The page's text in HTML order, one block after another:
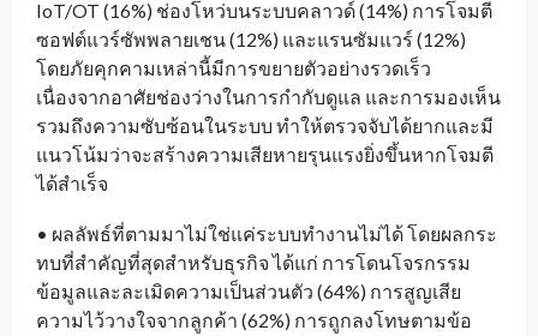
IoT/OT (16%) ช่องโหว่บนระบบคลาวด์ (14%) การโจมตี
ซอฟต์แวร์ซัพพลายเชน (12%) และแรนซัมแวร์ (12%)
โดยภัยคุกคามเหล่านี้มีการขยายตัวอย่างรวดเร็ว
เนื่องจากอาศัยช่องว่างในการกำกับดูแล และการมองเห็น
รวมถึงความซับซ้อนในระบบ ทำให้ตรวจจับได้ยากและมี
แนวโน้มว่าจะสร้างความเสียหายรุนแรงยิ่งขึ้นหากโจมตี
ได้สำเร็จ
• ผลลัพธ์ที่ตามมาไม่ใช่แค่ระบบทำงานไม่ได้ โดยผลกระ
ทบที่สำคัญที่สุดสำหรับธุรกิจ ได้แก่ การโดนโจรกรรม
ข้อมูลและละเมิดความเป็นส่วนตัว (64%) การสูญเสีย
ความไว้วางใจจากลูกค้า (62%) การถูกลงโทษตามข้อ